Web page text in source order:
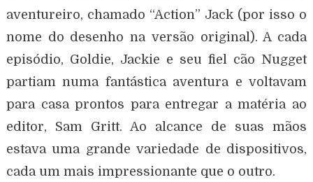
aventureiro, chamado “Action” Jack (por isso o
nome do desenho na versão original). A cada
episódio, Goldie, Jackie e seu fiel cão Nugget
partiam numa fantástica aventura e voltavam
para casa prontos para entregar a matéria ao
editor, Sam Gritt. Ao alcance de suas mãos
estava uma grande variedade de dispositivos,
cada um mais impressionante que o outro.